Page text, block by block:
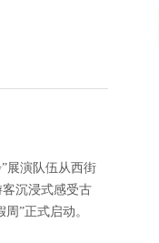
展演队伍从西街
沉浸式感受古
”正式启动。